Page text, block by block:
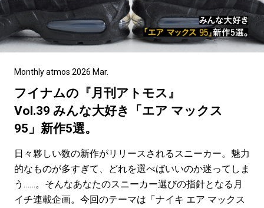
#路地裏てぃーん。 #MONTHLY JOURNAL
#GH 銘品の所以 #フイナムのYouTube
#Commune H
#ととけん #FASHION
#LIFESTYLE #SNEAKER #OUTDOOR
#SPORTS #HANDSOME HANDBOOK
Monthly atmos 2026 Mar.
フイナムの『月刊アトモス』
Vol.39 みんな大好き「エア マックス
95」新作5選。
日々夥しい数の新作がリリースされるスニーカー。魅力
的なものが多すぎて、どれを選べばいいのか迷ってしま
う……。そんなあなたのスニーカー選びの指針となる月
イチ連載企画。今回のテーマは「ナイキ エア マックス